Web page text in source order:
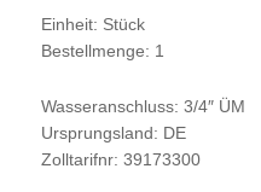
Einheit: Stück
Bestellmenge: 1
Wasseranschluss: 3/4″ ÜM
Ursprungsland: DE
Zolltarifnr: 39173300